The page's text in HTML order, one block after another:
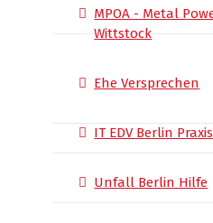
MPOA - Metal
Wittstock
Ehe Versprechen
IT EDV Berlin Praxis
Unfall Berlin Hilfe